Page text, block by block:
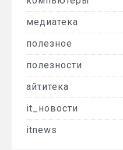
медиатека
полезное
полезности
айтитека
it_новости
itnews